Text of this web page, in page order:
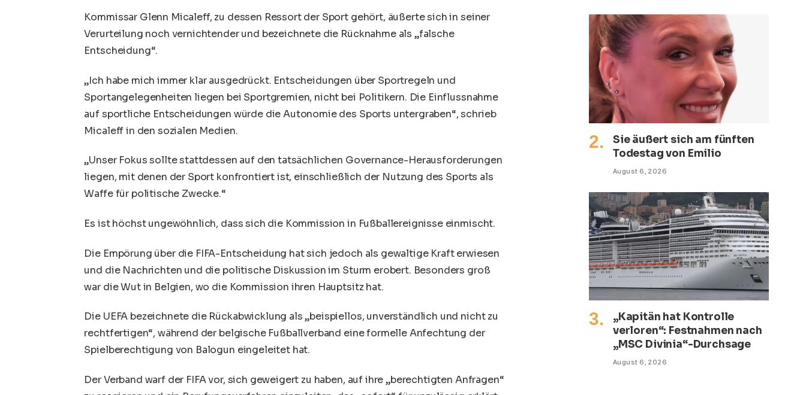
Kommissar Glenn Micaleff, zu dessen Ressort der Sport gehört, äußerte sich in seiner
Verurteilung noch vernichtender und bezeichnete die Rücknahme als „falsche
Entscheidung“.
„Ich habe mich immer klar ausgedrückt. Entscheidungen über Sportregeln und
Sportangelegenheiten liegen bei Sportgremien, nicht bei Politikern. Die Einflussnahme
auf sportliche Entscheidungen würde die Autonomie des Sports untergraben“, schrieb
Micaleff in den sozialen Medien.
„Unser Fokus sollte stattdessen auf den tatsächlichen Governance-Herausforderungen
liegen, mit denen der Sport konfrontiert ist, einschließlich der Nutzung des Sports als
Waffe für politische Zwecke.“
Es ist höchst ungewöhnlich, dass sich die Kommission in Fußballereignisse einmischt.
Die Empörung über die FIFA-Entscheidung hat sich jedoch als gewaltige Kraft erwiesen
und die Nachrichten und die politische Diskussion im Sturm erobert. Besonders groß
war die Wut in Belgien, wo die Kommission ihren Hauptsitz hat.
Die UEFA bezeichnete die Rückabwicklung als „beispiellos, unverständlich und nicht zu
rechtfertigen“, während der belgische Fußballverband eine formelle Anfechtung der
Spielberechtigung von Balogun eingeleitet hat.
Der Verband warf der FIFA vor, sich geweigert zu haben, auf ihre „berechtigten Anfragen“
Sie äußert sich am fünften
Todestag von Emilio
August 6, 2026
„Kapitän hat Kontrolle
verloren“: Festnahmen nach
„MSC Divinia“-Durchsage
August 6, 2026